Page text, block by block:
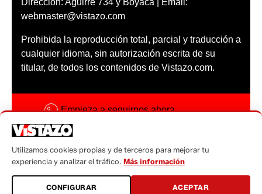
Dirección: Aguirre 734 y Boyacá | Email:
webmaster@vistazo.com
Prohibida la reproducción total, parcial y traducción a
cualquier idioma, sin autorización escrita de su
titular, de todos los contenidos de Vistazo.com.
Empieza a seguirnos ahora
Código ética
Sugerencias a:
sugerencias@vistazo.com
Utilizamos cookies propias y de terceros para mejorar tu
experiencia y analizar el tráfico. Más información
CONFIGURAR ACEPTAR